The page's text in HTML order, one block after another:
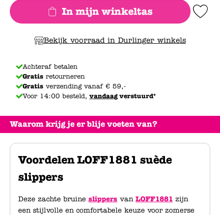
Waarom krijg je er blije voeten van?
Voordelen LOFF1881 suède
slippers
Deze zachte bruine slippers van LOFF1881 zijn
een stijlvolle en comfortabele keuze voor zomerse
In mijn winkeltas Add to
Bekijk voorraad in Durlinger winkels
Achteraf betalen
Gratis retourneren
Gratis verzending vanaf € 59,-
Voor 14:00 besteld, vandaagverstuurd*